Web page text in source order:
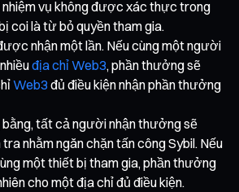
nhiệm vụ không được xác thực trong
coi là từ bỏ quyền tham gia.
nhận một lần. Nếu cùng một người
địa chỉ Web3, phần thưởng sẽ
Web3 đủ điều kiện nhận phần thưởng
tất cả người nhận thưởng sẽ
nhằm ngăn chặn tấn công Sybil. Nếu
một thiết bị tham gia, phần thưởng
cho một địa chỉ đủ điều kiện.